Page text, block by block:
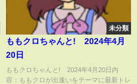
未分類
ももクロちゃんと! 2024年4月
20日
ももクロちゃんと! 2024年4月20日内
容：ももクロが出逢いをテーマに最新トレ